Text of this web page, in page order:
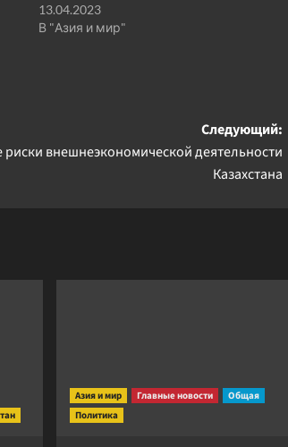
13.04.2023
В "Азия и мир"
Следующий:
внешнеэкономической деятельности
Казахстана
Азия и мир Главные новости
Общая
Политика